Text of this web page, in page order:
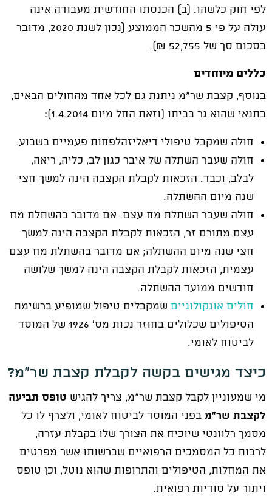
לפי חוק כלשהו. (ב) הכנסתו החודשית מעבודה אינה
עולה על פי 5 מהשכר הממוצע (נכון לשנת 2020, מדובר
בסכום סך של 52,755 ₪).
כללים מיוחדים
בנוסף, קצבת שר"מ ניתנת גם לכל אחד מהחולים הבאים,
בתנאי שהוא גר בביתו (וזאת החל מיום 1.4.2014):
חולה שמקבל טיפולי דיאליזהלפחות פעמיים בשבוע.
חולה שעבר השתלה של איבר כגון לב, כליה, ריאה,
לבלב, וכבד. הזכאות לקבלת הקצבה הינה למשך חצי
שנה מיום ההשתלה.
חולה שעבר השתלת מח עצם. אם מדובר בהשתלת מח
עצם מתורם זר, הזכאות לקבלת הקצבה הינה למשך
חצי שנה מיום ההשתלה; אם מדובר בהשתלת מח עצם
עצמית, הזכאות לקבלת הקצבה הינה למשך שלושה
חודשים ממועד ההשתלה.
חולים אונקולוגיים שמקבלים טיפול שמופיע ברשימת
הטיפולים שכלולים בחוזר נכות מס' 1926 של המוסד
לביטוח לאומי.
כיצד מגישים בקשה לקבלת קצבת שר"מ?
מי שמעוניין לקבל קצבת שר"מ, צריך להגיש טופס תביעה
לקצבת שר"מ בפני המוסד לביטוח לאומי, ולצרף לו כל
מסמך רלוונטי שיוכיח את הצורך שלו בקבלת עזרה,
לרבות כל המסמכים הרפואיים שברשותו אשר מפרטים
את המחלות, הטיפולים והתרופות שהוא נוטל, וכן טופס
ויתור על סודיות רפואית.